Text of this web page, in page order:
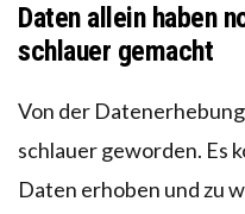
Daten allein haben
schlauer gemacht
Von der
schlauer geworden. Es
Daten erhoben und zu